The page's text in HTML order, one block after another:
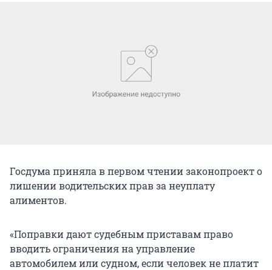
Госдума приняла в первом чтении законопроект о
лишении водительских прав за неуплату
алиментов.
«Поправки дают судебным приставам право
вводить ограничения на управление
автомобилем или судном, если человек не платит